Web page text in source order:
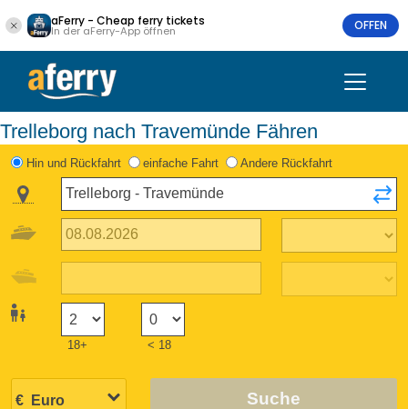
aFerry - Cheap ferry tickets
In der aFerry-App öffnen OFFEN
Trelleborg nach Travemünde Fähren
Hin und Rückfahrt einfache Fahrt Andere Rückfahrt
18+ < 18
Suche